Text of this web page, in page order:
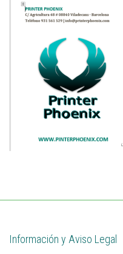
Información y Aviso Legal